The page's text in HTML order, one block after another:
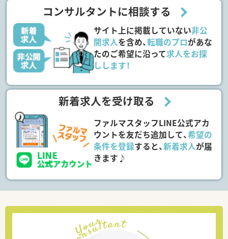
コンサルタントに相談する
サイト上に掲載していない非公
開求人を含め、転職のプロがあな
たのご希望に沿って求人をお探
しします！
新着求人を受け取る
ファルマスタッフLINE公式アカ
ウントを友だち追加して、希望の
条件を登録すると、新着求人が届
きます♪